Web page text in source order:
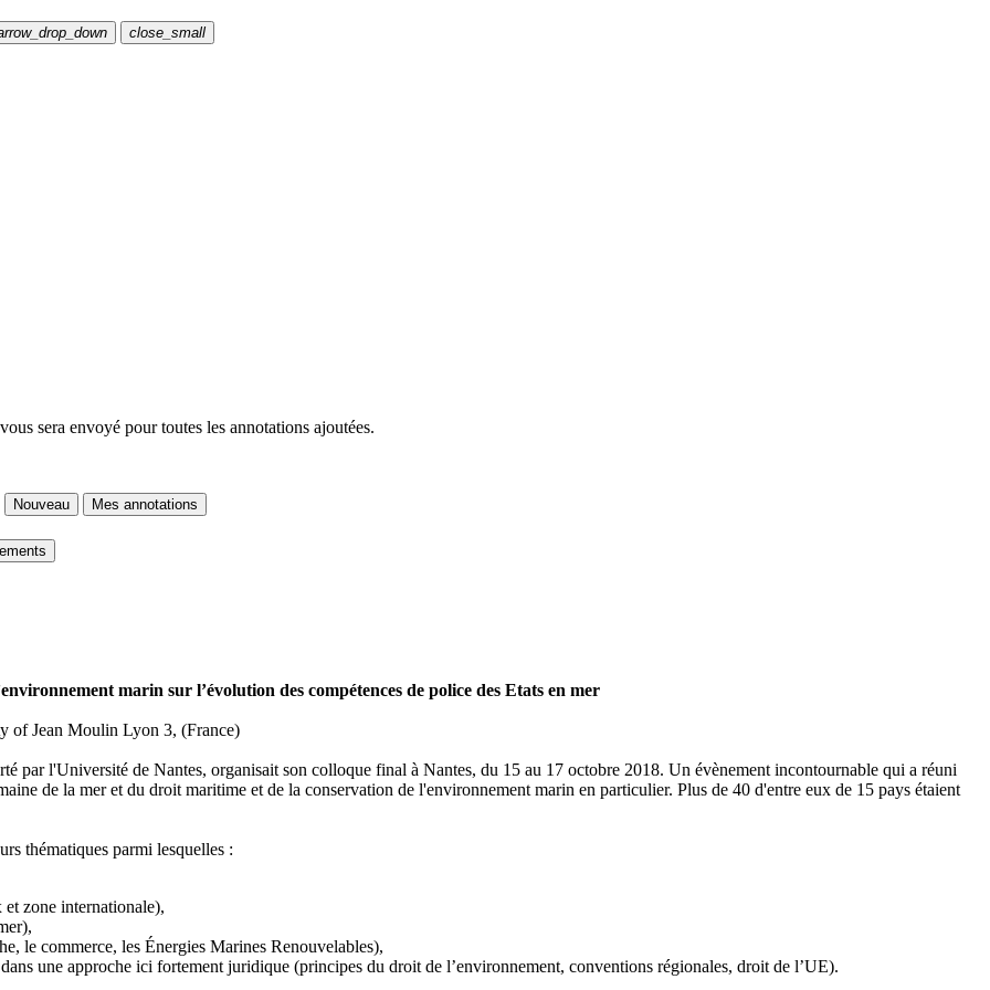
close_small
sera envoyé pour toutes les annotations ajoutées.
Nouveau Mes annotations
marin sur l’évolution des compétences de police des Etats en mer
of Jean Moulin Lyon 3, (France)
par l'Université de Nantes, organisait son colloque final à Nantes, du 15 au 17 octobre 2018. Un évènement incontournable qui a réuni
de la mer et du droit maritime et de la conservation de l'environnement marin en particulier. Plus de 40 d'entre eux de 15 pays étaient
thématiques parmi lesquelles :
zone internationale),
le commerce, les Énergies Marines Renouvelables),
une approche ici fortement juridique (principes du droit de l’environnement, conventions régionales, droit de l’UE).